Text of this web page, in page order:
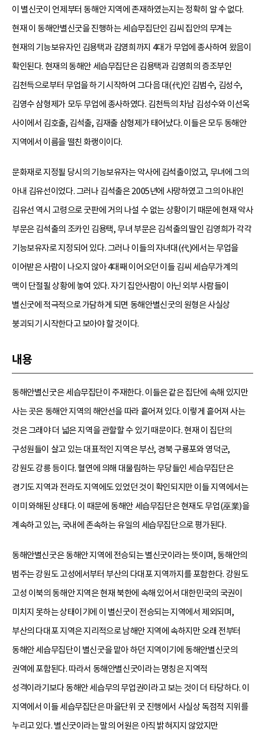
이 별신굿이 언제부터 동해안 지역에 존재하였는지는 정확히 알 수 없다.
현재 이 동해안별신굿을 진행하는 세습무집단인 김씨 집안의 무계는
현재의 기능보유자인 김용택과 김영희까지 4대가 무업에 종사하여 왔음이
확인된다. 현재의 동해안 세습무집단은 김용택과 김영희의 증조부인
김천득으로부터 무업을 하기 시작하여 그다음 대(代)인 김범수, 김성수,
김영수 삼형제가 모두 무업에 종사하였다. 김천득의 차남 김성수와 이선옥
사이에서 김호출, 김석출, 김재출 삼형제가 태어났다. 이들은 모두 동해안
지역에서 이름을 떨친 화랭이이다.
문화재로 지정될 당시의 기능보유자는 악사에 김석출이었고, 무녀에 그의
아내 김유선이었다. 그러나 김석출은 2005년에 사망하였고 그의 아내인
김유선 역시 고령으로 굿판에 거의 나설 수 없는 상황이기 때문에 현재 악사
부문은 김석출의 조카인 김용택, 무녀 부문은 김석출의 딸인 김영희가 각각
기능보유자로 지정되어 있다. 그러나 이들의 자녀대(代)에서는 무업을
이어받은 사람이 나오지 않아 4대째 이어오던 이들 김씨 세습무가계의
맥이 단절될 상황에 놓여 있다. 자기 집안사람이 아닌 외부 사람들이
별신굿에 적극적으로 가담하게 되면 동해안별신굿의 원형은 사실상
붕괴되기 시작한다고 보아야 할 것이다.
내용
동해안별신굿은 세습무집단이 주재한다. 이들은 같은 집단에 속해 있지만
사는 곳은 동해안 지역의 해안선을 따라 흩어져 있다. 이렇게 흩어져 사는
것은 그래야 더 넓은 지역을 관할할 수 있기 때문이다. 현재 이 집단의
구성원들이 살고 있는 대표적인 지역은 부산, 경북 구룡포와 영덕군,
강원도 강릉 등이다. 혈연에 의해 대물림하는 무당들인 세습무집단은
경기도 지역과 전라도 지역에도 있었던 것이 확인되지만 이들 지역에서는
이미 와해된 상태다. 이 때문에 동해안 세습무집단은 현재도 무업(巫業)을
계속하고 있는, 국내에 존속하는 유일의 세습무집단으로 평가된다.
동해안별신굿은 동해안 지역에 전승되는 별신굿이라는 뜻이며, 동해안의
범주는 강원도 고성에서부터 부산의 다대포 지역까지를 포함한다. 강원도
고성 이북의 동해안 지역은 현재 북한에 속해 있어서 대한민국의 국권이
미치지 못하는 상태이기에 이 별신굿이 전승되는 지역에서 제외되며,
부산의 다대포 지역은 지리적으로 남해안 지역에 속하지만 오래 전부터
동해안 세습무집단이 별신굿을 맡아 하던 지역이기에 동해안별신굿의
권역에 포함된다. 따라서 동해안별신굿이라는 명칭은 지역적
성격이라기보다 동해안 세습무의 무업권이라고 보는 것이 더 타당하다. 이
지역에서 이들 세습무집단은 마을단위 굿 진행에서 사실상 독점적 지위를
누리고 있다. 별신굿이라는 말의 어원은 아직 밝혀지지 않았지만